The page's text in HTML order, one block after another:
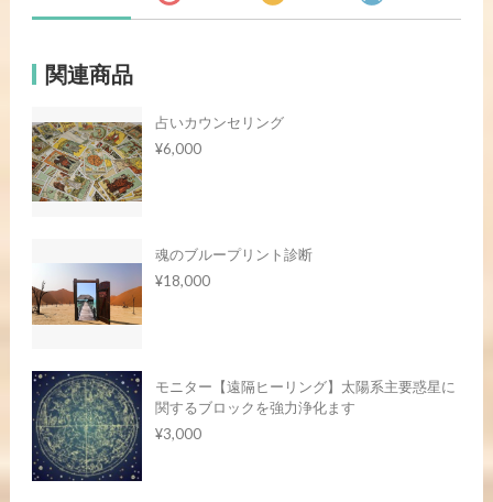
関連商品
占いカウンセリング
¥6,000
魂のブループリント診断
¥18,000
モニター【遠隔ヒーリング】太陽系主要惑星に
関するブロックを強力浄化ます
¥3,000